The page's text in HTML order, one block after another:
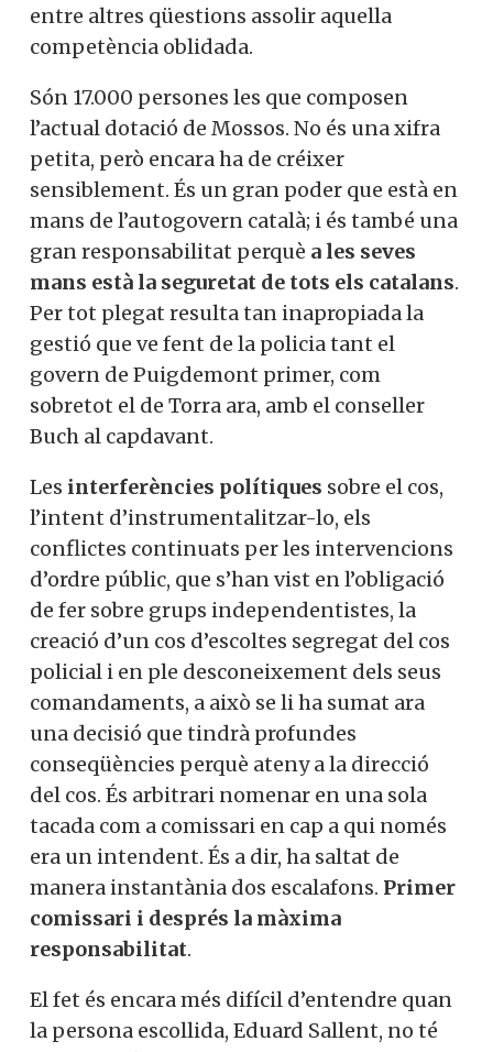
entre altres qüestions assolir aquella
competència oblidada.
Són 17.000 persones les que composen
l’actual dotació de Mossos. No és una xifra
petita, però encara ha de créixer
sensiblement. És un gran poder que està en
mans de l’autogovern català; i és també una
gran responsabilitat perquè a les seves
mans està la seguretat de tots els catalans.
Per tot plegat resulta tan inapropiada la
gestió que ve fent de la policia tant el
govern de Puigdemont primer, com
sobretot el de Torra ara, amb el conseller
Buch al capdavant.
Les interferències polítiques sobre el cos,
l’intent d’instrumentalitzar-lo, els
conflictes continuats per les intervencions
d’ordre públic, que s’han vist en l’obligació
de fer sobre grups independentistes, la
creació d’un cos d’escoltes segregat del cos
policial i en ple desconeixement dels seus
comandaments, a això se li ha sumat ara
una decisió que tindrà profundes
conseqüències perquè ateny a la direcció
del cos. És arbitrari nomenar en una sola
tacada com a comissari en cap a qui només
era un intendent. És a dir, ha saltat de
manera instantània dos escalafons. Primer
comissari i després la màxima
responsabilitat.
El fet és encara més difícil d’entendre quan
la persona escollida, Eduard Sallent, no té